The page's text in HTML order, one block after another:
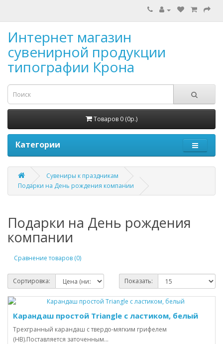
Интернет магазин
сувенирной продукции
типографии Крона
Товаров 0 (0р.)
Категории
Сувениры к праздникам
Подарки на День рождения компании
Подарки на День рождения
компании
Сравнение товаров (0)
Сортировка: Показать:
Карандаш простой Triangle с ластиком, белый
Трехгранный карандаш с твердо-мягким грифелем
(HB).Поставляется заточенным...